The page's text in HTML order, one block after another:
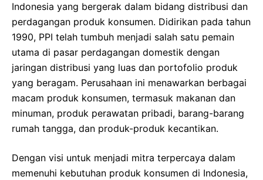
Indonesia yang bergerak dalam bidang distribusi dan
perdagangan produk konsumen. Didirikan pada tahun
1990, PPI telah tumbuh menjadi salah satu pemain
utama di pasar perdagangan domestik dengan
jaringan distribusi yang luas dan portofolio produk
yang beragam. Perusahaan ini menawarkan berbagai
macam produk konsumen, termasuk makanan dan
minuman, produk perawatan pribadi, barang-barang
rumah tangga, dan produk-produk kecantikan.
Dengan visi untuk menjadi mitra terpercaya dalam
memenuhi kebutuhan produk konsumen di Indonesia,